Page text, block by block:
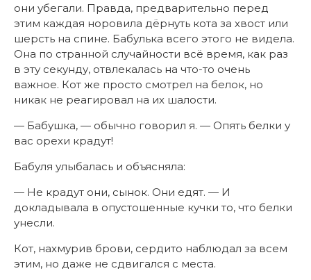
они убегали. Правда, предварительно перед
этим каждая норовила дёрнуть кота за хвост или
шерсть на спине. Бабулька всего этого не видела.
Она по странной случайности всё время, как раз
в эту секунду, отвлекалась на что-то очень
важное. Кот же просто смотрел на белок, но
никак не реагировал на их шалости.
— Бабушка, — обычно говорил я. — Опять белки у
вас орехи крадут!
Бабуля улыбалась и объясняла:
— Не крадут они, сынок. Они едят. — И
докладывала в опустошенные кучки то, что белки
унесли.
Кот, нахмурив брови, сердито наблюдал за всем
этим, но даже не сдвигался с места.